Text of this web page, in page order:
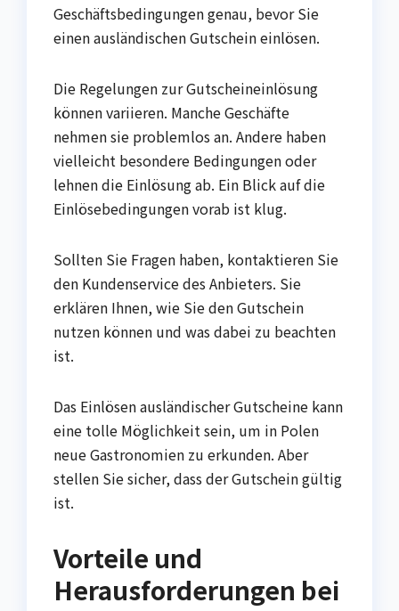
Geschäftsbedingungen genau, bevor Sie
einen ausländischen Gutschein einlösen.
Die Regelungen zur Gutscheineinlösung
können variieren. Manche Geschäfte
nehmen sie problemlos an. Andere haben
vielleicht besondere Bedingungen oder
lehnen die Einlösung ab. Ein Blick auf die
Einlösebedingungen vorab ist klug.
Sollten Sie Fragen haben, kontaktieren Sie
den Kundenservice des Anbieters. Sie
erklären Ihnen, wie Sie den Gutschein
nutzen können und was dabei zu beachten
ist.
Das Einlösen ausländischer Gutscheine kann
eine tolle Möglichkeit sein, um in Polen
neue Gastronomien zu erkunden. Aber
stellen Sie sicher, dass der Gutschein gültig
ist.
Vorteile und
Herausforderungen bei